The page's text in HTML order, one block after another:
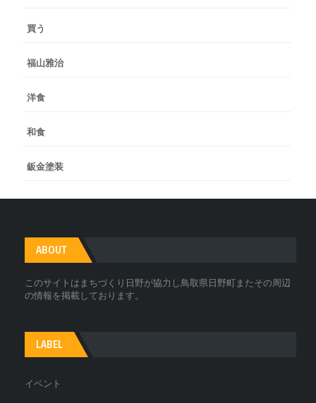
買う
福山雅治
洋食
和食
鈑金塗装
ABOUT
このサイトはまちづくり日野が協力し鳥取県日野町またその周辺
の情報を掲載しております。
LABEL
イベント